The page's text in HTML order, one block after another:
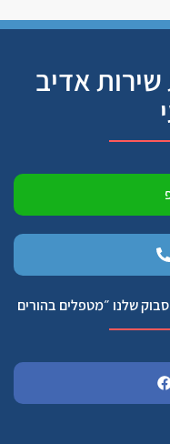
אדיב